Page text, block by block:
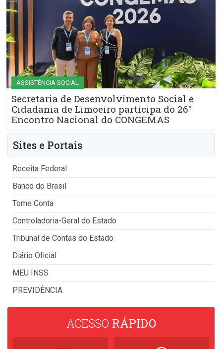
ASSISTÊNCIA SOCIAL
Secretaria de Desenvolvimento Social e
Cidadania de Limoeiro participa do 26°
Encontro Nacional do CONGEMAS
Sites e Portais
Receita Federal
Banco do Brasil
Tome Conta
Controladoria-Geral do Estado
Tribunal de Contas do Estado
Diário Oficial
MEU INSS
PREVIDÊNCIA
ACESSO RÁPIDO